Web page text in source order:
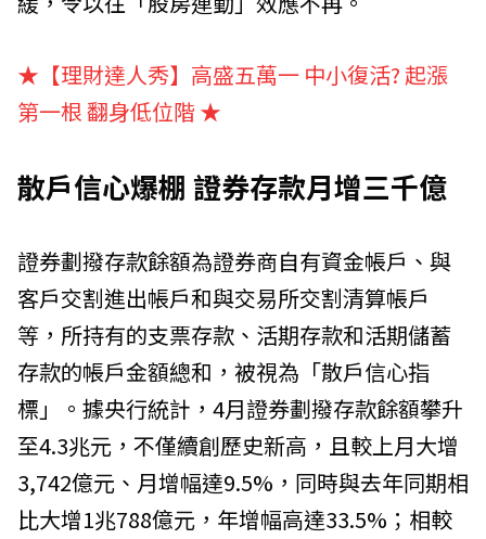
★【理財達人秀】高盛五萬一 中小復活? 起漲
第一根 翻身低位階 ★
散戶信心爆棚 證券存款月增三千億
證券劃撥存款餘額為證券商自有資金帳戶、與
客戶交割進出帳戶和與交易所交割清算帳戶
等，所持有的支票存款、活期存款和活期儲蓄
存款的帳戶金額總和，被視為「散戶信心指
標」。據央行統計，4月證券劃撥存款餘額攀升
至4.3兆元，不僅續創歷史新高，且較上月大增
3,742億元、月增幅達9.5%，同時與去年同期相
比大增1兆788億元，年增幅高達33.5%；相較